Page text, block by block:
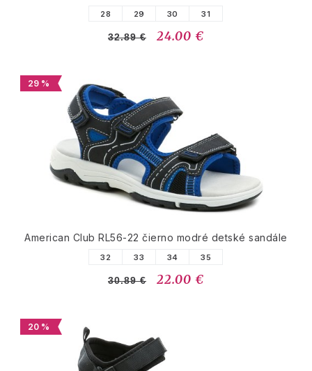
28 29 30 31
32.89 € 24.00 €
29 %
American Club RL56-22 čierno modré detské sandále
32 33 34 35
30.89 € 22.00 €
20 %